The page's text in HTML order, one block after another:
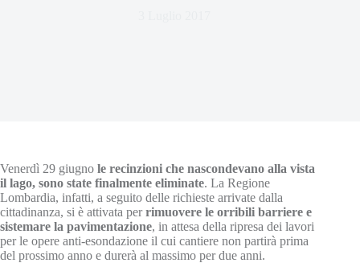
Venerdì 29 giugno le recinzioni che nascondevano alla vista
il lago, sono state finalmente eliminate. La Regione
Lombardia, infatti, a seguito delle richieste arrivate dalla
cittadinanza, si è attivata perrimuovere le orribili barriere e
sistemare la pavimentazione, in attesa della ripresa dei lavori
per le opere anti-esondazione il cui cantiere non partirà prima
del prossimo anno e durerà al massimo per due anni.